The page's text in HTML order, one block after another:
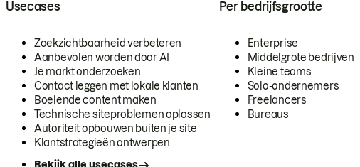
Usecases
Zoekzichtbaarheid verbeteren
Aanbevolen worden door AI
Je markt onderzoeken
Contact leggen met lokale klanten
Boeiende content maken
Technische siteproblemen oplossen
Autoriteit opbouwen buiten je site
Klantstrategieën ontwerpen
Per bedrijfsgrootte
Enterprise
Middelgrote bedrijven
Kleine teams
Solo-ondernemers
Freelancers
Bureaus